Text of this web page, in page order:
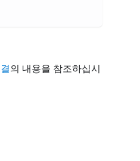
의 내용을 참조하십시